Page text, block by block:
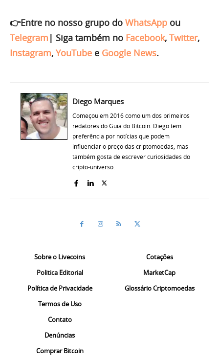
👉Entre no nosso grupo do WhatsApp ou
Telegram | Siga também no Facebook, Twitter,
Instagram, YouTube e Google News.
Diego Marques
Começou em 2016 como um dos primeiros
redatores do Guia do Bitcoin. Diego tem
preferência por notícias que podem
influenciar o preço das criptomoedas, mas
também gosta de escrever curiosidades do
cripto-universo.
Sobre o Livecoins
Politica Editorial
Política de Privacidade
Termos de Uso
Contato
Denúncias
Comprar Bitcoin
Cotações
MarketCap
Glossário Criptomoedas